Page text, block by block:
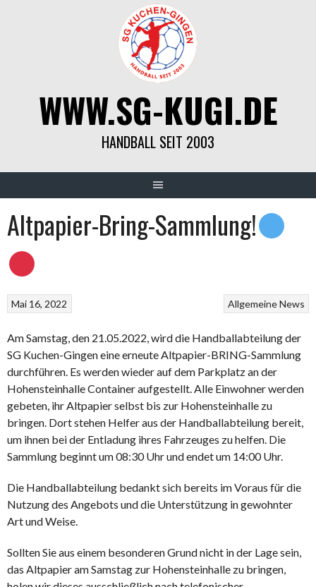
WWW.SG-KUGI.DE
HANDBALL SEIT 2003
Altpapier-Bring-Sammlung!
Allgemeine News
Mai 16, 2022
Am Samstag, den 21.05.2022, wird die Handballabteilung der
SG Kuchen-Gingen eine erneute Altpapier-BRING-Sammlung
durchführen. Es werden wieder auf dem Parkplatz an der
Hohensteinhalle Container aufgestellt. Alle Einwohner werden
gebeten, ihr Altpapier selbst bis zur Hohensteinhalle zu
bringen. Dort stehen Helfer aus der Handballabteilung bereit,
um ihnen bei der Entladung ihres Fahrzeuges zu helfen. Die
Sammlung beginnt um 08:30 Uhr und endet um 14:00 Uhr.
Die Handballabteilung bedankt sich bereits im Voraus für die
Nutzung des Angebots und die Unterstützung in gewohnter
Art und Weise.
Sollten Sie aus einem besonderen Grund nicht in der Lage sein,
das Altpapier am Samstag zur Hohensteinhalle zu bringen,